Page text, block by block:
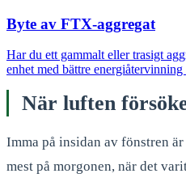
Byte av FTX-aggregat
Har du ett gammalt eller trasigt
enhet med bättre
När luften
Imma på insidan av fönstren
mest på morgonen, när det